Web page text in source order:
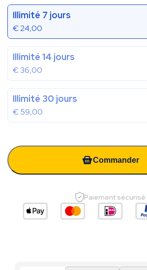
Illimité 7 jours
€24,00
Illimité 14 jours
€36,00
Illimité 30 jours
€59,00
Commander
Paiement sécurisé